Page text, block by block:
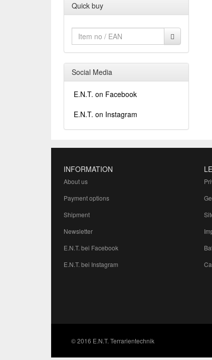
Quick buy
Social Media
E.N.T. on Facebook
E.N.T. on Instagram
INFORMATION
About us
Payment options
Shipment
Newsletter
E.N.T. bei Facebook
E.N.T. bei Instagram
© 2016 E.N.T. Terrarientechnik